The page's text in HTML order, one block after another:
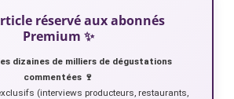
réservé aux abonnés
Premium ✨
dizaines de milliers de dégustations
commentées 🍷
(interviews producteurs, restaurants,